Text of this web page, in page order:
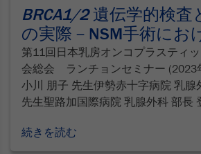
BRCA1/2遺伝学的検査
の実際－NSM手術にお
第11回日本乳房オンコプラスティ
会総会 ランチョンセミナー (2023
小川 朋子 先生伊勢赤十字病院 乳腺
先生聖路加国際病院 乳腺外科 部長
続きを読む